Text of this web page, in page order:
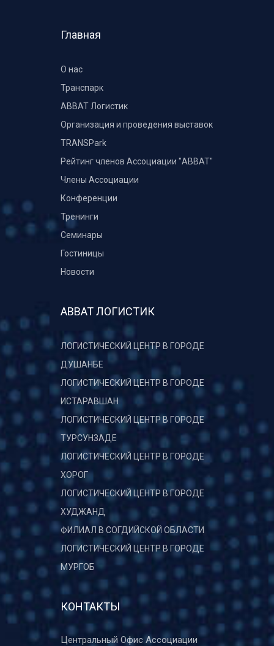
Главная
О нас
Транспарк
ABBAT Логистик
Организация и проведения выставок
TRANSPark
Рейтинг членов Ассоциации "АВВАТ"
Члены Ассоциации
Конференции
Тренинги
Семинары
Гостиницы
Новости
АВВАТ ЛОГИСТИК
ЛОГИСТИЧЕСКИЙ ЦЕНТР В ГОРОДЕ
ДУШАНБЕ
ЛОГИСТИЧЕСКИЙ ЦЕНТР В ГОРОДЕ
ИСТАРАВШАН
ЛОГИСТИЧЕСКИЙ ЦЕНТР В ГОРОДЕ
ТУРСУНЗАДЕ
ЛОГИСТИЧЕСКИЙ ЦЕНТР В ГОРОДЕ
ХОРОГ
ЛОГИСТИЧЕСКИЙ ЦЕНТР В ГОРОДЕ
ХУДЖАНД
ФИЛИАЛ В СОГДИЙСКОЙ ОБЛАСТИ
ЛОГИСТИЧЕСКИЙ ЦЕНТР В ГОРОДЕ
МУРГОБ
КОНТАКТЫ
Центральный Офис Ассоциации